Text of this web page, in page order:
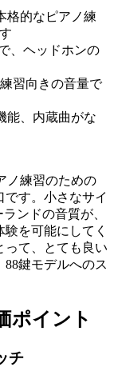
格的なピアノ練
、ヘッドホンの
習向きの音量で
能、内蔵曲がな
ノ練習のための
す。小さなサイ
ンドの音質が、
を可能にしてく
って、とても良い
鍵モデルへのス
ポイント
チ